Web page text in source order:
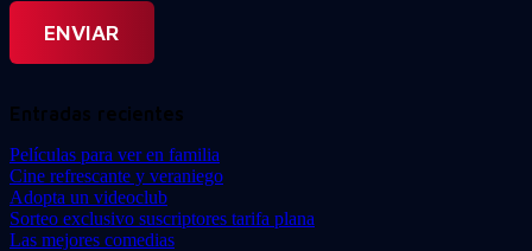
Entradas recientes
Películas para ver en familia
Cine refrescante y veraniego
Adopta un videoclub
Sorteo exclusivo suscriptores tarifa plana
Las mejores comedias